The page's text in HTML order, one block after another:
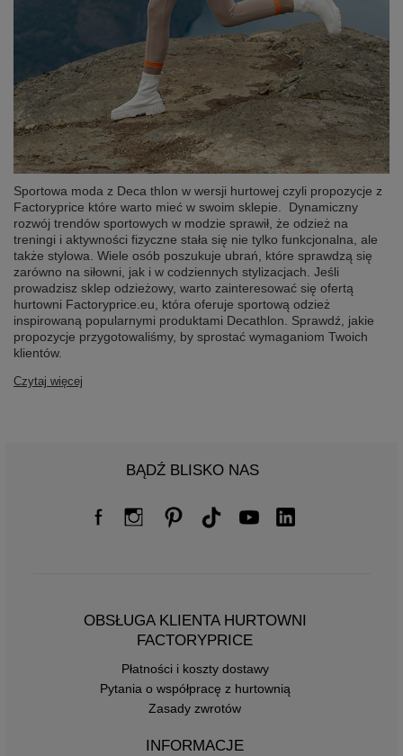
Sportowa moda z Deca thlon w wersji hurtowej czyli propozycje z
Factoryprice które warto mieć w swoim sklepie. Dynamiczny
rozwój trendów sportowych w modzie sprawił, że odzież na
treningi i aktywności fizyczne stała się nie tylko funkcjonalna, ale
także stylowa. Wiele osób poszukuje ubrań, które sprawdzą się
zarówno na siłowni, jak i w codziennych stylizacjach. Jeśli
prowadzisz sklep odzieżowy, warto zainteresować się ofertą
hurtowni Factoryprice.eu, która oferuje sportową odzież
inspirowaną popularnymi produktami Decathlon. Sprawdź, jakie
propozycje przygotowaliśmy, by sprostać wymaganiom Twoich
klientów.
Czytaj więcej
BĄDŹ BLISKO NAS
OBSŁUGA KLIENTA HURTOWNI
FACTORYPRICE
Płatności i koszty dostawy
Pytania o współpracę z hurtownią
Zasady zwrotów
INFORMACJE